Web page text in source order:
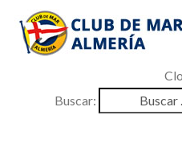
Buscar: